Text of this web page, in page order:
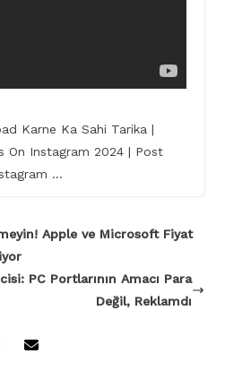
Karne Ka Sahi Tarika |
On Instagram 2024 | Post
…
Apple ve Microsoft Fiyat
PC Portlarının Amacı Para
Değil, Reklamdı